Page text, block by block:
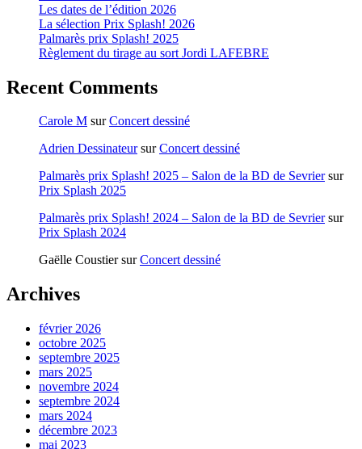
Les dates de l’édition 2026
La sélection Prix Splash! 2026
Palmarès prix Splash! 2025
Règlement du tirage au sort Jordi LAFEBRE
Recent Comments
Carole M surConcert dessiné
Adrien DessinateursurConcert dessiné
Palmarès prix Splash! 2025 – Salon de la BD de Sevriersur
Prix Splash 2025
Palmarès prix Splash! 2024 – Salon de la BD de Sevriersur
Prix Splash 2024
Gaëlle CoustiersurConcert dessiné
Archives
février 2026
octobre 2025
septembre 2025
mars 2025
novembre 2024
septembre 2024
mars 2024
décembre 2023
mai 2023